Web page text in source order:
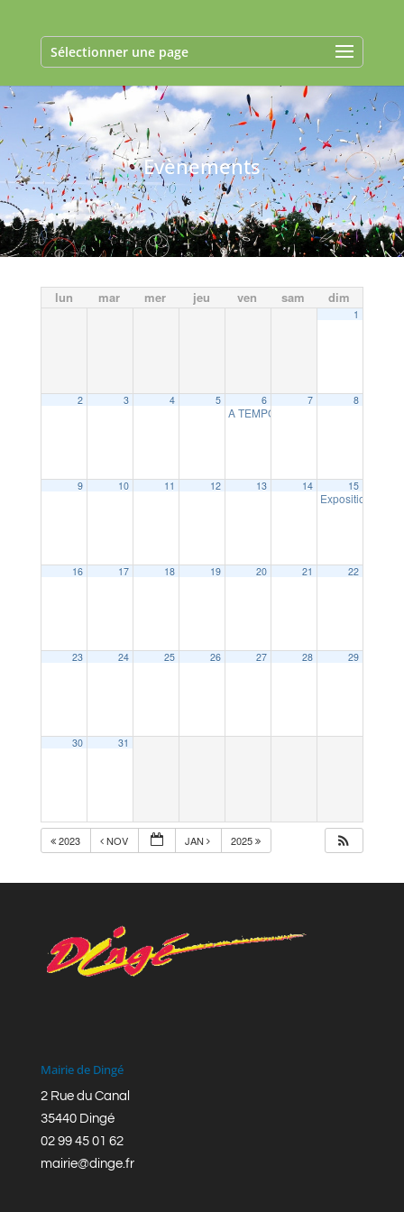
Sélectionner une page
Evènements
lun mar mer jeu ven sam dim
1
2 3 4 5 6
A TEMPO : le projet musical
7 8
9 10 11 12 13 14 15
Exposition de
16 17 18 19 20 21 22
23 24 25 26 27 28 29
30 31
2023 NOV JAN 2025
Mairie de Dingé
2 Rue du Canal
35440 Dingé
02 99 45 01 62
mairie@dinge.fr